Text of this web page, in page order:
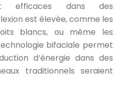
efficaces dans des
est élevée, comme les
blancs, ou même les
bifaciale permet
d’énergie dans des
traditionnels seraient